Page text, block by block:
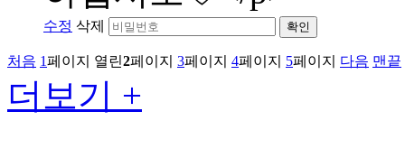
수정 삭제 확인
처음 1페이지 열린2페이지 3페이지 4페이지 5페이지 다음 맨끝
더보기 +